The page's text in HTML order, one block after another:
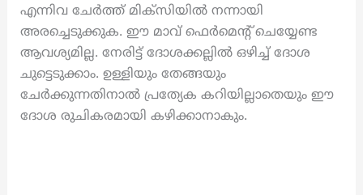
എന്നിവ ചേർത്ത് മിക്സിയിൽ നന്നായി
അരച്ചെടുക്കുക. ഈ മാവ് ഫെർമെന്റ് ചെയ്യേണ്ട
ആവശ്യമില്ല. നേരിട്ട് ദോശക്കല്ലിൽ ഒഴിച്ച് ദോശ
ചുട്ടെടുക്കാം. ഉള്ളിയും തേങ്ങയും
ചേർക്കുന്നതിനാൽ പ്രത്യേക കറിയില്ലാതെയും ഈ
ദോശ രുചികരമായി കഴിക്കാനാകും.